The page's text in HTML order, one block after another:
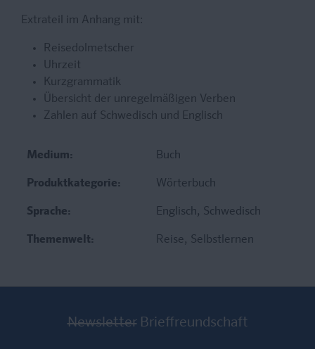
Extrateil im Anhang mit:
Reisedolmetscher
Uhrzeit
Kurzgrammatik
Übersicht der unregelmäßigen Verben
Zahlen auf Schwedisch und Englisch
Medium: Buch
Produktkategorie: Wörterbuch
Sprache: Englisch, Schwedisch
Themenwelt: Reise, Selbstlernen
Newsletter Brieffreundschaft